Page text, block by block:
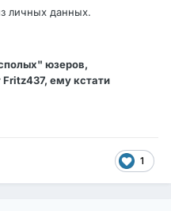
личных данных.
юзеров,
ему кстати
1